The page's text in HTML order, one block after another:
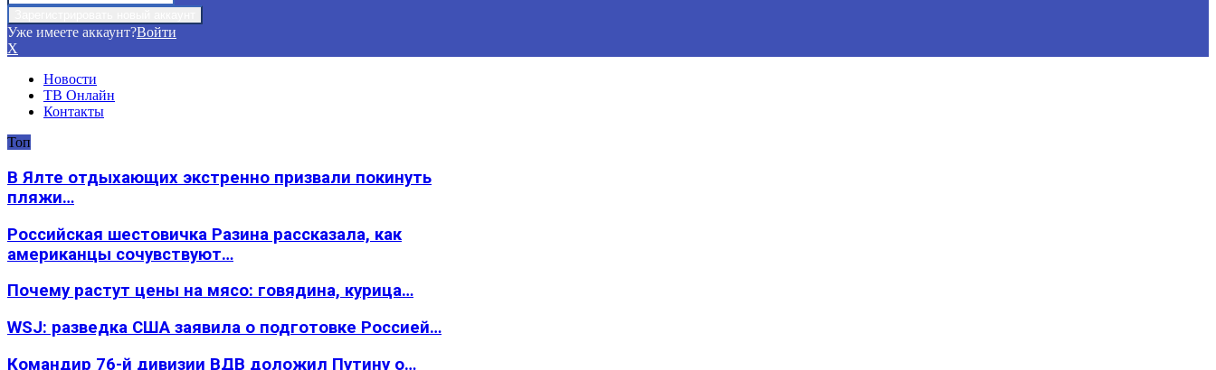
Уже имеете аккаунт?Войти
X
Новости
ТВ Онлайн
Контакты
Топ
В Ялте отдыхающих экстренно призвали покинуть
пляжи…
Российская шестовичка Разина рассказала, как
американцы сочувствуют…
Почему растут цены на мясо: говядина, курица…
WSJ: разведка США заявила о подготовке Россией…
Командир 76-й дивизии ВДВ доложил Путину о…